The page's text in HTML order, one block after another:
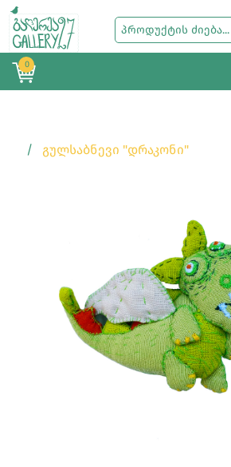
0
ᲒᲣᲚᲡᲐᲑᲜᲔᲕᲘ "ᲓᲠᲐᲙᲝᲜᲘ"